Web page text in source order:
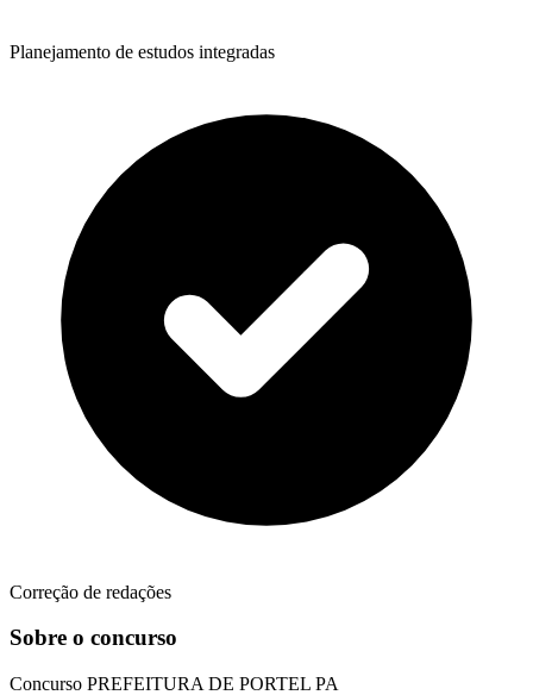
Planejamento de estudos integradas
Correção de redações
Sobre o concurso
Concurso PREFEITURA DE PORTEL PA